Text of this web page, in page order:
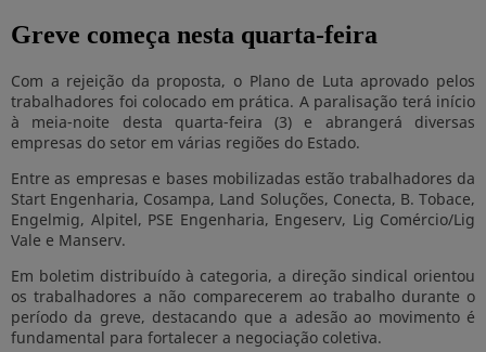
Greve começa nesta quarta-feira
Com a rejeição da proposta, o Plano de Luta aprovado pelos
trabalhadores foi colocado em prática. A paralisação terá início
à meia-noite desta quarta-feira (3) e abrangerá diversas
empresas do setor em várias regiões do Estado.
Entre as empresas e bases mobilizadas estão trabalhadores da
Start Engenharia, Cosampa, Land Soluções, Conecta, B. Tobace,
Engelmig, Alpitel, PSE Engenharia, Engeserv, Lig Comércio/Lig
Vale e Manserv.
Em boletim distribuído à categoria, a direção sindical orientou
os trabalhadores a não comparecerem ao trabalho durante o
período da greve, destacando que a adesão ao movimento é
fundamental para fortalecer a negociação coletiva.